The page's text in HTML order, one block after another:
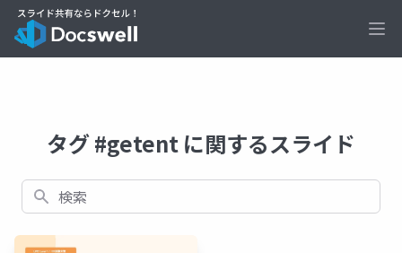
タグ #getent に関するスライド
検索